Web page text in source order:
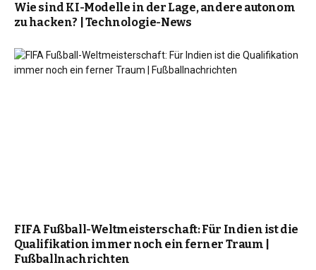
Wie sind KI-Modelle in der Lage, andere autonom
zu hacken? | Technologie-News
FIFA Fußball-Weltmeisterschaft: Für Indien ist die
Qualifikation immer noch ein ferner Traum |
Fußballnachrichten